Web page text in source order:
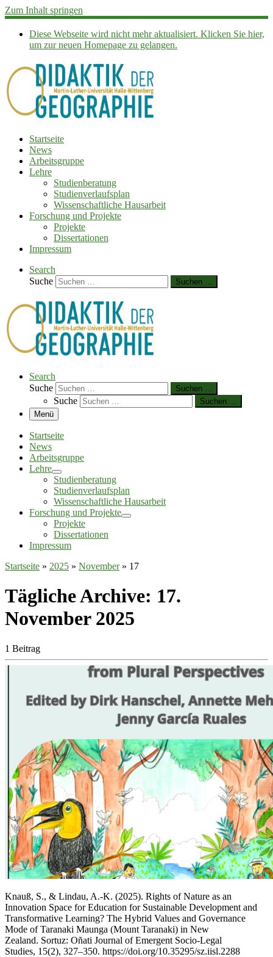
Zum Inhalt springen
Diese Webseite wird nicht mehr aktualisiert. Klicken Sie hier,
um zur neuen Homepage zu gelangen.
Startseite
News
Arbeitsgruppe
Lehre
Studienberatung
Studienverlaufsplan
Wissenschaftliche Hausarbeit
Forschung und Projekte
Projekte
Dissertationen
Impressum
Search
Suche
Suchen …
Search
Suche
Suchen …
Suche
Suchen …
Menü
Startseite
News
Arbeitsgruppe
Lehre
Studienberatung
Studienverlaufsplan
Wissenschaftliche Hausarbeit
Forschung und Projekte
Projekte
Dissertationen
Impressum
Startseite » 2025 » November » 17
Tägliche Archive: 17.
November 2025
1 Beitrag
Knauß, S., & Lindau, A.-K. (2025). Rights of Nature as an
Innovation Space for Education for Sustainable Development and
Transformative Learning? The Hybrid Values and Governance
Mode of Taranaki Maunga (Mount Taranaki) in New
Zealand. Sortuz: Oñati Journal of Emergent Socio-Legal
Studies, 15(2), 327–350. https://doi.org/10.35295/sz.iisl.2288